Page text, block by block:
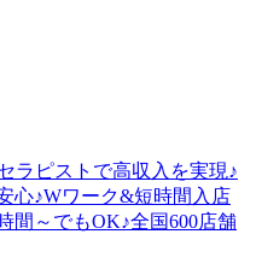
ラピストで高収入を実現♪
心♪Wワーク&短時間入店
間～でもOK♪全国600店舗